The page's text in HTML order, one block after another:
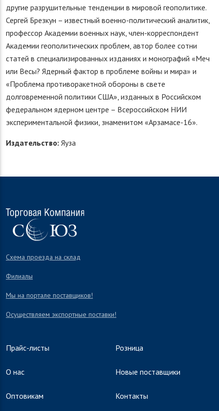
другие разрушительные тенденции в мировой геополитике.
Сергей Брезкун – известный военно-политический аналитик,
профессор Академии военных наук, член-корреспондент
Академии геополитических проблем, автор более сотни
статей в специализированных изданиях и монографий «Меч
или Весы? Ядерный фактор в проблеме войны и мира» и
«Проблема противоракетной обороны в свете
долговременной политики США», изданных в Российском
федеральном ядерном центре – Всероссийском НИИ
экспериментальной физики, знаменитом «Арзамасе-16».
Издательство: Яуза
Схема проезда на склад
Филиалы
Мы на портале поставщиков!
Осуществляем экспортные поставки!
Прайс-листы
О нас
Оптовикам
Розница
Новые поставщики
Контакты